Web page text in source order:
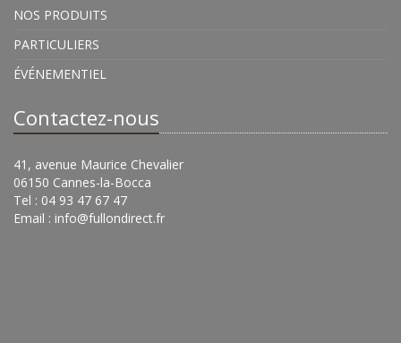
NOS PRODUITS
PARTICULIERS
ÉVÉNEMENTIEL
Contactez-nous
41, avenue Maurice Chevalier
06150 Cannes-la-Bocca
Tel : 04 93 47 67 47
Email : info@fullondirect.fr